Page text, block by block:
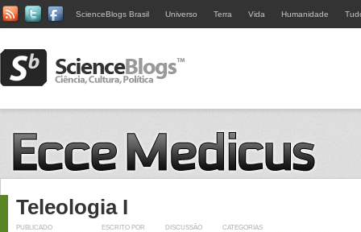
ScienceBlogs Brasil Universo Terra Vida Humanidade
Teleologia I
PUBLICADO ESCRITO POR DISCUSSÃO CATEGORIAS